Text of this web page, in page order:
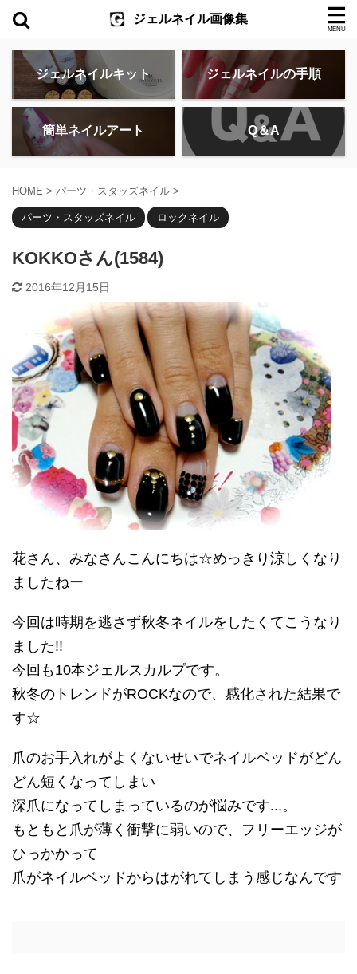
ジェルネイル画像集
ジェルネイルキット ジェルネイルの手順
簡単ネイルアート Q＆A
HOME > パーツ・スタッズネイル >
パーツ・スタッズネイル ロックネイル
KOKKOさん(1584)
2016年12月15日
花さん、みなさんこんにちは☆めっきり涼しくなり
ましたねー
今回は時期を逃さず秋冬ネイルをしたくてこうなり
ました!!
今回も10本ジェルスカルプです。
秋冬のトレンドがROCKなので、感化された結果で
す☆
爪のお手入れがよくないせいでネイルベッドがどん
どん短くなってしまい
深爪になってしまっているのが悩みです...。
もともと爪が薄く衝撃に弱いので、フリーエッジが
ひっかかって
爪がネイルベッドからはがれてしまう感じなんです